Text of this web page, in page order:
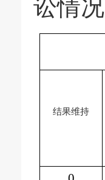
讼情况
结果维持